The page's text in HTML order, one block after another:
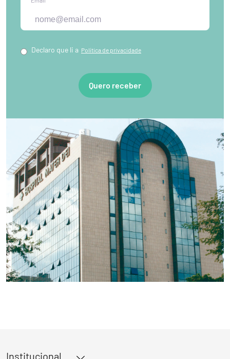
Declaro que li a Política de privacidade
Quero receber
Institucional